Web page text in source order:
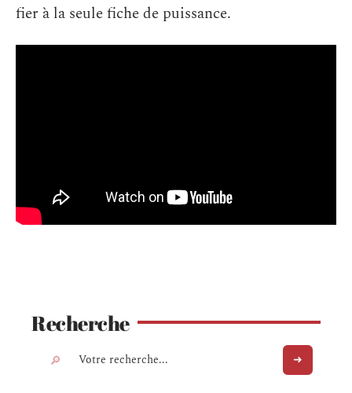
fier à la seule fiche de puissance.
Recherche